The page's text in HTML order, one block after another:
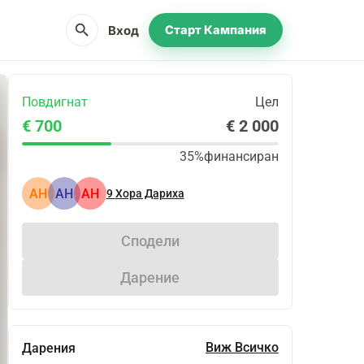
search Вход Старт Кампания
Повдигнат Цел
€ 700 € 2 000
35%финансиран
АН АН АН 9Хора Дариха
Сподели
Дарение
Дарения Виж Всичко